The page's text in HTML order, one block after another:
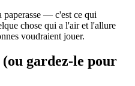
paperasse — c'est ce qui
chose qui a l'air et l'allure
voudraient jouer.
gardez-le pour